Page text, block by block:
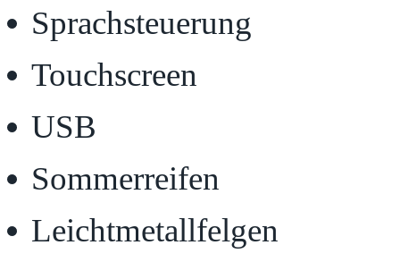
Sprachsteuerung
Touchscreen
USB
Sommerreifen
Leichtmetallfelgen